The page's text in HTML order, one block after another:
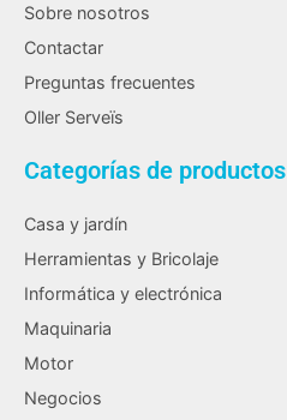
Sobre nosotros
Contactar
Preguntas frecuentes
Oller Serveïs
Categorías de productos
Casa y jardín
Herramientas y Bricolaje
Informática y electrónica
Maquinaria
Motor
Negocios